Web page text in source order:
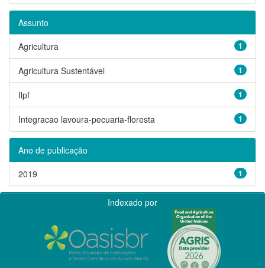
Assunto
1
Agricultura
1
Agricultura Sustentável
1
Ilpf
1
Integracao lavoura-pecuaria-floresta
Ano de publicação
1
2019
Indexado por